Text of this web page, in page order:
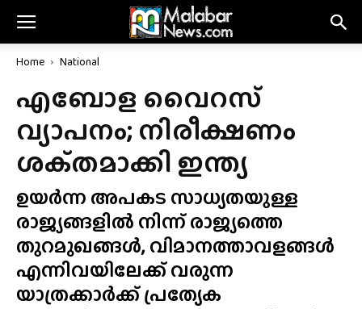
Home National
എബോള വൈറസ്
വ്യാപനം; നിരീക്ഷണം
ശക്‌തമാക്കി ഇന്ത്യ
ഉയർന്ന അപകട സാധ്യതയുള്ള
രാജ്യങ്ങളിൽ നിന്ന് രാജ്യത്തെ
തുറമുഖങ്ങൾ, വിമാനത്താവളങ്ങൾ
എന്നിവയിലേക്ക് വരുന്ന
യാത്രക്കാർക്ക് പ്രത്യേക